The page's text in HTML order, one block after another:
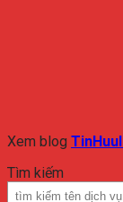
Xem blog
Tìm kiếm